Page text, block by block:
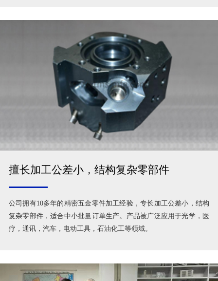
擅长加工公差小，结构复杂零部件
公司拥有10多年的精密五金零件加工经验，专长加工公差小，结构
复杂零部件，适合中小批量订单生产。产品被广泛应用于光学，医
疗，通讯，汽车，电动工具，石油化工等领域。